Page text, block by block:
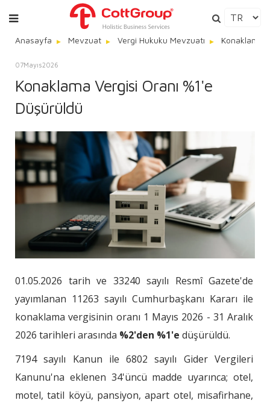
Anasayfa Mevzuat Vergi Hukuku Mevzuatı Konaklama
07Mayıs2026
Konaklama Vergisi Oranı %1'e
Düşürüldü
01.05.2026 tarih ve 33240 sayılı Resmî Gazete'de
yayımlanan 11263 sayılı Cumhurbaşkanı Kararı ile
konaklama vergisinin oranı 1 Mayıs 2026 - 31 Aralık
2026 tarihleri arasında %2'den %1'e düşürüldü.
7194 sayılı Kanun ile 6802 sayılı Gider Vergileri
Kanunu'na eklenen 34'üncü madde uyarınca; otel,
motel, tatil köyü, pansiyon, apart otel, misafirhane,